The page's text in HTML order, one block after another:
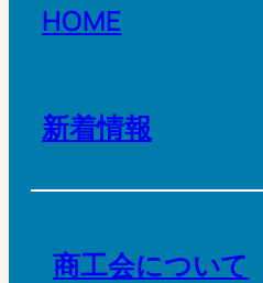
HOME
新着情報
商工会について